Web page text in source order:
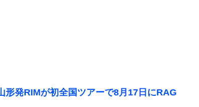
形発RIMが初全国ツアーで8月17日にRAG